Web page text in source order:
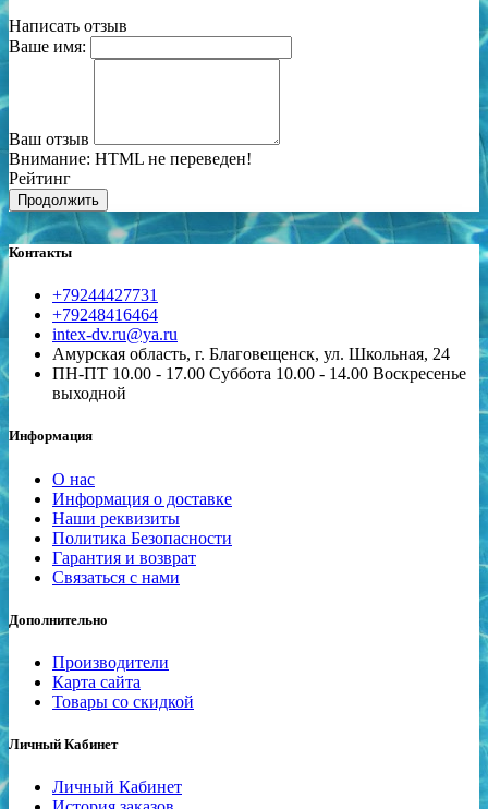
Написать отзыв
Ваше имя:
Ваш отзыв
Внимание: HTML не переведен!
Рейтинг
Продолжить
Контакты
+79244427731
+79248416464
intex-dv.ru@ya.ru
Амурская область, г. Благовещенск, ул. Школьная, 24
ПН-ПТ 10.00 - 17.00 Суббота 10.00 - 14.00 Воскресенье
выходной
Информация
О нас
Информация о доставке
Наши реквизиты
Политика Безопасности
Гарантия и возврат
Связаться с нами
Дополнительно
Производители
Карта сайта
Товары со скидкой
Личный Кабинет
Личный Кабинет